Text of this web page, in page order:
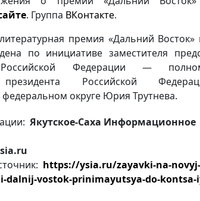
. Группа ВКонтакте.
премия «Дальний
по инициативе заместителя
Российской Федерации —
президента Российской
округе Юрия Трутнева.
Якутское-Саха Информационное
https://ysia.ru/zayavki-na-
dalnij-vostok-prinimayutsya-do-